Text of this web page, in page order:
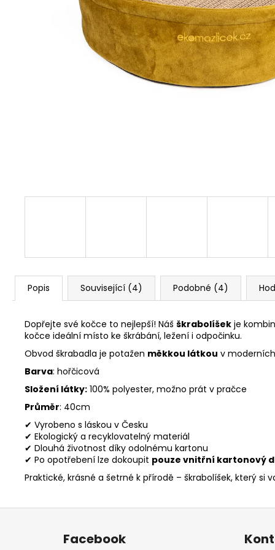
Popis Související (4) Podobné (4)
Dopřejte své kočce to nejlepší! Náš škrabolíšek je
kočce ideální místo ke škrábání, ležení i odpočinku.
Obvod škrabadla je potažen měkkou látkou v
Barva: hořčicová
Složení látky: 100% polyester, možno prát v pračce
Průměr: 40cm
✔ Vyrobeno s láskou v Česku
✔ Ekologický a recyklovatelný materiál
✔ Dlouhá životnost díky odolnému kartonu
✔ Po opotřebení lze dokoupit pouze vnitřní kartonový
Praktické, krásné a šetrné k přírodě – škrabolíšek, který si
Z
Facebook